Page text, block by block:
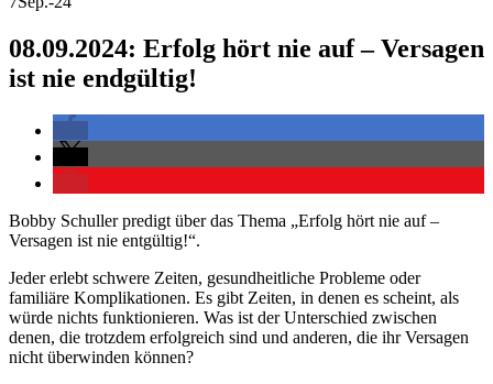
08.09.2024: Erfolg hört nie auf – Versagen
ist nie endgültig!
Bobby Schuller predigt über das Thema „Erfolg hört nie auf –
Versagen ist nie entgültig!“.
Jeder erlebt schwere Zeiten, gesundheitliche Probleme oder
familiäre Komplikationen. Es gibt Zeiten, in denen es scheint, als
würde nichts funktionieren. Was ist der Unterschied zwischen
denen, die trotzdem erfolgreich sind und anderen, die ihr Versagen
nicht überwinden können?